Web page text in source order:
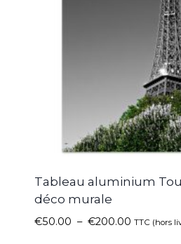
Tableau aluminium
déco murale
€50.00 – €200.00 TTC (hors